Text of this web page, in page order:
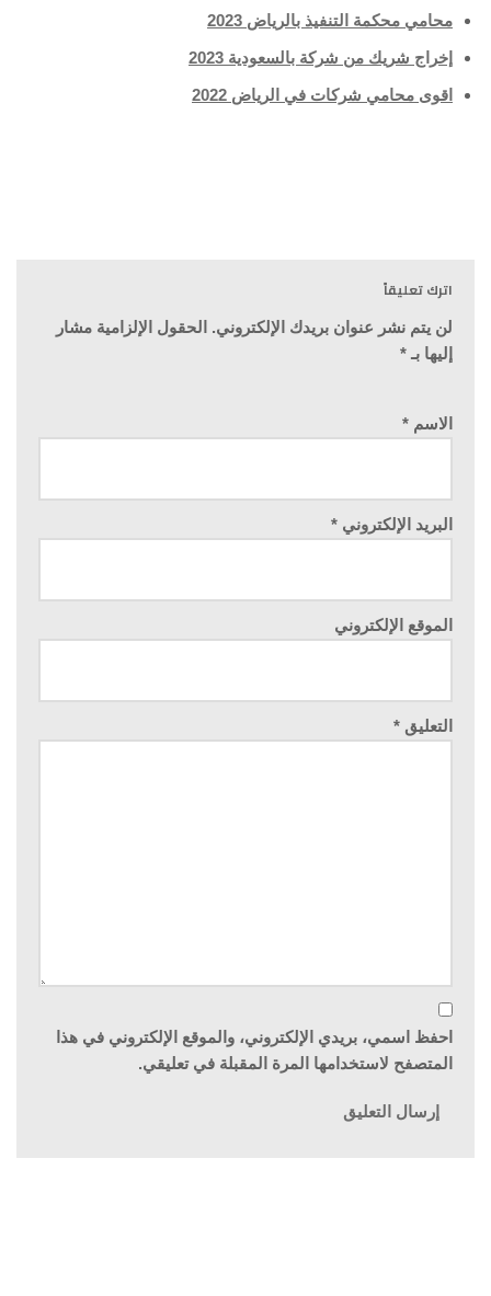
محامي محكمة التنفيذ بالرياض 2023
إخراج شريك من شركة بالسعودية 2023
اقوى محامي شركات في الرياض 2022
اترك تعليقاً
لن يتم نشر عنوان بريدك الإلكتروني. الحقول الإلزامية مشار
إليها بـ *
الاسم *
البريد الإلكتروني *
الموقع الإلكتروني
التعليق *
احفظ اسمي، بريدي الإلكتروني، والموقع الإلكتروني في هذا
المتصفح لاستخدامها المرة المقبلة في تعليقي.